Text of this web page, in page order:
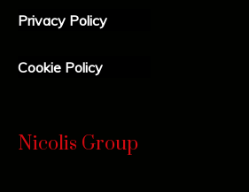
Privacy Policy
Cookie Policy
Nicolis Group